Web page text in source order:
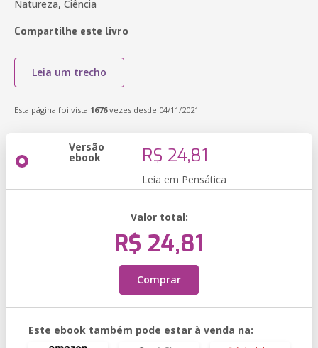
Natureza, Ciência
Compartilhe este livro
Leia um trecho
Esta página foi vista 1676vezes desde 04/11/2021
Versão
ebook R$ 24,81
Leia em Pensática
Valor total:
R$ 24,81
Comprar
Este ebook também pode estar à venda na: